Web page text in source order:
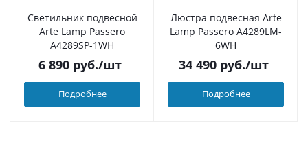
Светильник подвесной
Arte Lamp Passero
A4289SP-1WH
6 890руб./шт
Подробнее
Люстра подвесная Arte
Lamp Passero A4289LM-
6WH
34 490руб./шт
Подробнее